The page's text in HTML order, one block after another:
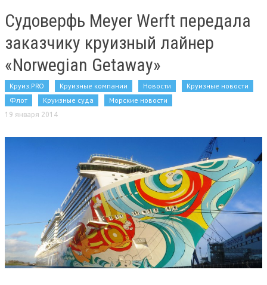
Cудоверфь Meyer Werft передала
заказчику круизный лайнер
«Norwegian Getaway»
Круиз.PRO Круизные компании Новости
Круизные новости
Флот
Круизные суда Морские новости
19 января 2014